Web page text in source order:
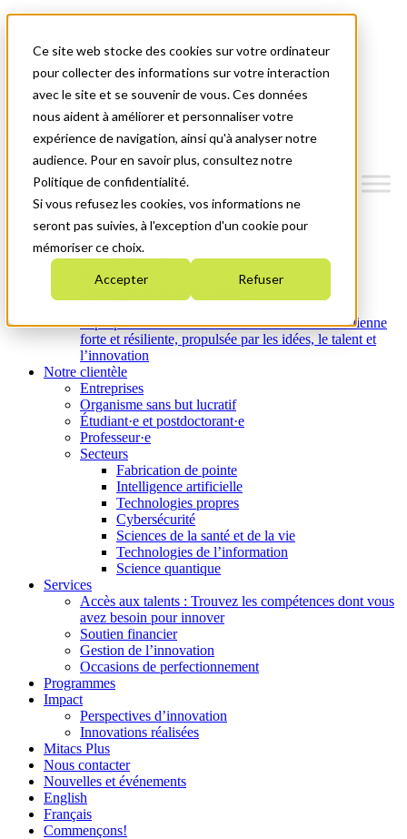
Ce site web stocke des cookies sur votre ordinateur
pour collecter des informations sur votre interaction
avec le site et se souvenir de vous. Ces données
nous aident à améliorer et personnaliser votre
expérience de navigation, ainsi qu'à analyser notre
audience. Pour en savoir plus, consultez notre
Politique de confidentialité.
Si vous refusez les cookies, vos informations ne
seront pas suivies, à l'exception d'un cookie pour
mémoriser ce choix.
Accepter Refuser
Nouvelles et événements
English
Commençons!
Qui nous sommes
Plan stratégique 2026-2030
Nos investissements
Nos activités
Équité, diversité et inclusion
À propos de Mitacs : Créer une économie canadienne
forte et résiliente, propulsée par les idées, le talent et
l’innovation
Notre clientèle
Entreprises
Organisme sans but lucratif
Étudiant·e et postdoctorant·e
Professeur·e
Secteurs
Fabrication de pointe
Intelligence artificielle
Technologies propres
Cybersécurité
Sciences de la santé et de la vie
Technologies de l’information
Science quantique
Services
Accès aux talents : Trouvez les compétences dont vous
avez besoin pour innover
Soutien financier
Gestion de l’innovation
Occasions de perfectionnement
Programmes
Impact
Perspectives d’innovation
Innovations réalisées
Mitacs Plus
Nous contacter
Nouvelles et événements
English
Français
Commençons!